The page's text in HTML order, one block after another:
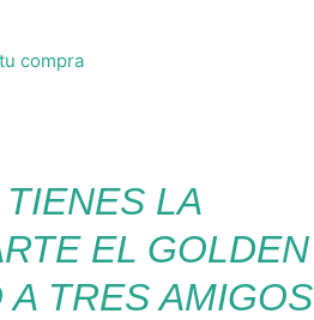
compra
LA
EL GOLDEN
A TRES AMIGOS